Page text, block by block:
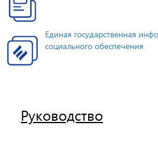
Единая государственная
социального обеспечения
Руководство